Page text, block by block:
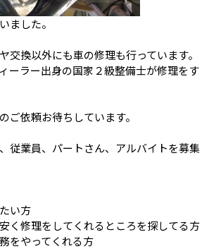
ました。
交換以外にも車の修理も行っています。
ーラー出身の国家２級整備士が修理をす
ご依頼お待ちしています。
従業員、パートさん、アルバイトを募集
い方
く修理をしてくれるところを探してる方
をやってくれる方